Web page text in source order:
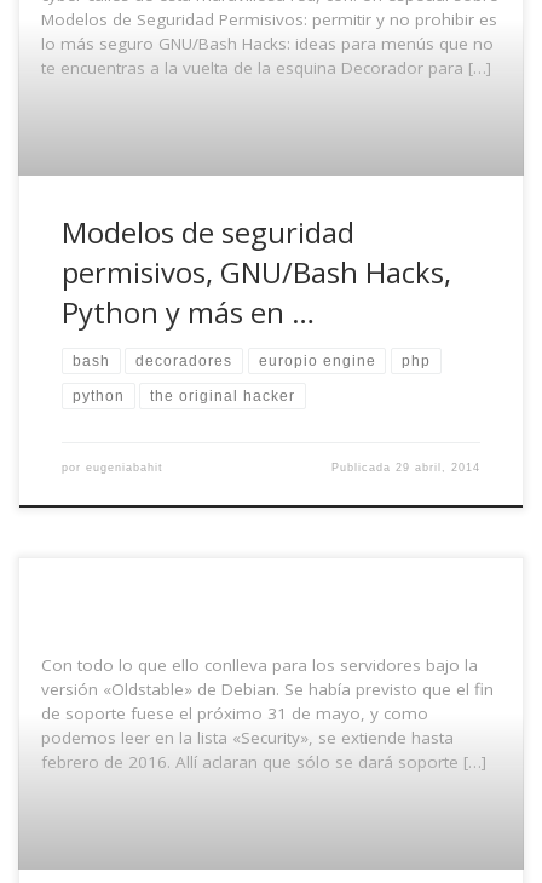
Modelos de Seguridad Permisivos: permitir y no prohibir es
lo más seguro GNU/Bash Hacks: ideas para menús que no
te encuentras a la vuelta de la esquina Decorador para […]
Modelos de seguridad
permisivos, GNU/Bash Hacks,
Python y más en …
bash decoradores europio engine php
python the original hacker
por eugeniabahit Publicada 29 abril, 2014
Con todo lo que ello conlleva para los servidores bajo la
versión «Oldstable» de Debian. Se había previsto que el fin
de soporte fuese el próximo 31 de mayo, y como
podemos leer en la lista «Security», se extiende hasta
febrero de 2016. Allí aclaran que sólo se dará soporte […]